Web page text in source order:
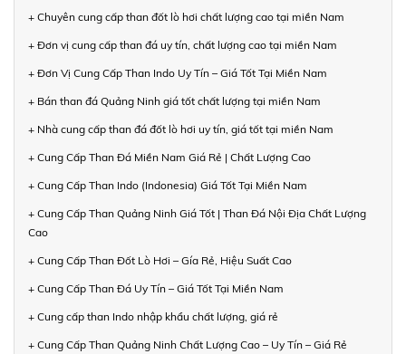
+ Chuyên cung cấp than đốt lò hơi chất lượng cao tại miền Nam
+ Đơn vị cung cấp than đá uy tín, chất lượng cao tại miền Nam
+ Đơn Vị Cung Cấp Than Indo Uy Tín – Giá Tốt Tại Miền Nam
+ Bán than đá Quảng Ninh giá tốt chất lượng tại miền Nam
+ Nhà cung cấp than đá đốt lò hơi uy tín, giá tốt tại miền Nam
+ Cung Cấp Than Đá Miền Nam Giá Rẻ | Chất Lượng Cao
+ Cung Cấp Than Indo (Indonesia) Giá Tốt Tại Miền Nam
+ Cung Cấp Than Quảng Ninh Giá Tốt | Than Đá Nội Địa Chất Lượng
Cao
+ Cung Cấp Than Đốt Lò Hơi – Gía Rẻ, Hiệu Suất Cao
+ Cung Cấp Than Đá Uy Tín – Giá Tốt Tại Miền Nam
+ Cung cấp than Indo nhập khẩu chất lượng, giá rẻ
+ Cung Cấp Than Quảng Ninh Chất Lượng Cao – Uy Tín – Giá Rẻ